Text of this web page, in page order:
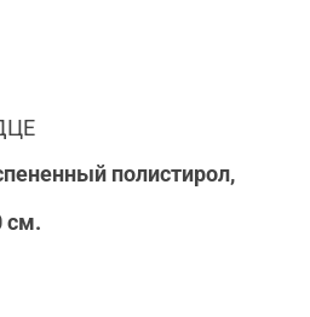
полистирол,
см.